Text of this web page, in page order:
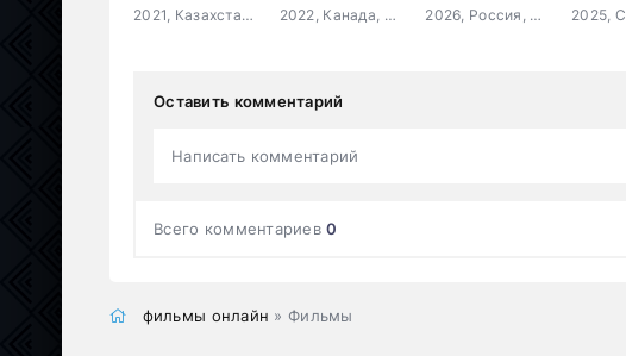
2021, Казахстан, комедия
2022, Канада, США, криминал, детектив
2026, Россия, мелодрама
Оставить комментарий
Написать комментарий
Всего комментариев0
фильмы онлайн » Фильмы